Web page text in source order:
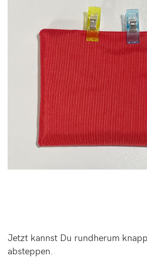
Jetzt kannst Du rundherum
absteppen.